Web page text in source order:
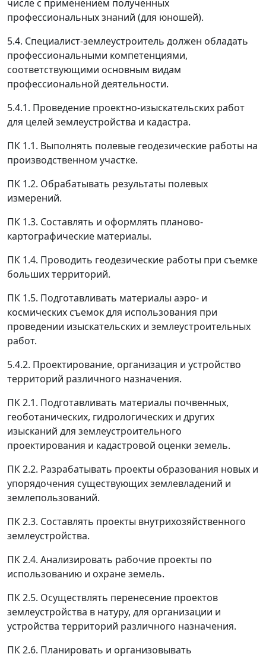
числе с применением полученных
профессиональных знаний (для юношей).
5.4. Специалист-землеустроитель должен обладать
профессиональными компетенциями,
соответствующими основным видам
профессиональной деятельности.
5.4.1. Проведение проектно-изыскательских работ
для целей землеустройства и кадастра.
ПК 1.1. Выполнять полевые геодезические работы на
производственном участке.
ПК 1.2. Обрабатывать результаты полевых
измерений.
ПК 1.3. Составлять и оформлять планово-
картографические материалы.
ПК 1.4. Проводить геодезические работы при съемке
больших территорий.
ПК 1.5. Подготавливать материалы аэро- и
космических съемок для использования при
проведении изыскательских и землеустроительных
работ.
5.4.2. Проектирование, организация и устройство
территорий различного назначения.
ПК 2.1. Подготавливать материалы почвенных,
геоботанических, гидрологических и других
изысканий для землеустроительного
проектирования и кадастровой оценки земель.
ПК 2.2. Разрабатывать проекты образования новых и
упорядочения существующих землевладений и
землепользований.
ПК 2.3. Составлять проекты внутрихозяйственного
землеустройства.
ПК 2.4. Анализировать рабочие проекты по
использованию и охране земель.
ПК 2.5. Осуществлять перенесение проектов
землеустройства в натуру, для организации и
устройства территорий различного назначения.
ПК 2.6. Планировать и организовывать